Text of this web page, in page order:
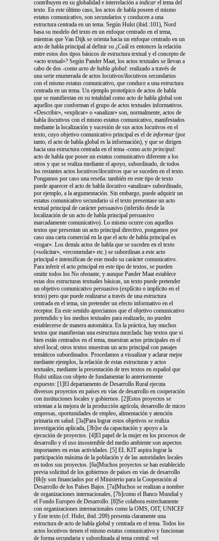
contribuyen en su globalidad e interrelación a indicar el tema del
texto. En este último caso, los actos de habla poseen el mismo
estatus comunicativo, son secundarios y conducen a una
estructura centrada en un tema. Según Hulst (ibid.:101), Nord
basa su modelo del texto en un enfoque centrado en el tema,
mientras que Van Dijk se orienta hacia un enfoque centrado en un
acto de habla principal al definir su ¿Cuál es entonces la relación
entre estos dos tipos básicos de estructura textual y el concepto de
«acto textual»? Según Pander Maat, los actos textuales se llevan a
cabo de dos -como acto de habla global: realizado a través de
una serie enumerada de actos locutivos/ilocutivos secundarios
con el mismo estatus comunicativo, que conduce a una estructura
centrada en un tema. Un ejemplo prototípico de actos de habla
que se manifiestan en su totalidad como acto de habla global son
aquellos que conforman el grupo de actos textuales informativos.
«Describir», «explicar» o «analizar» son, normalmente, actos de
habla ilocutivos con el mismo estatus comunicativo, manifestados
mediante la localización y sucesión de sus actos locutivos en el
texto, cuyo objetivo comunicativo principal es el de informar (por
tanto, el acto de habla global es la información), y que se dirigen
hacia una estructura centrada en el tema -como acto principal:
acto de habla que posee un estatus comunicativo diferente a los
otros y que se realiza mediante el apoyo, subordinado, de todos
los restantes actos locutivos/ilocutivos que se suceden en el texto.
Pongamos por caso una reseña: también en este tipo de texto
puede aparecer el acto de habla ilocutivo «analizar» subordinado,
por ejemplo, a la argumentación. Sin embargo, puede adquirir un
estatus comunicativo secundario si el texto presentase un acto
textual principal de carácter persuasivo (inferido desde la
localización de un acto de habla principal persuasivo
marcadamente comunicativo). Lo mismo ocurre con aquellos
textos que presentan un acto principal directivo, pongamos por
caso una carta comercial en la que el acto de habla principal es
«rogar». Los demás actos de habla que se suceden en el texto
(«solicitar», «recomendar» etc.) se subordinan a este acto
principal e intensifican de este modo su carácter comunicativo.
Para inferir el acto principal en este tipo de textos, se pueden
omitir todos los No obstante, y aunque Pander Maat establece
estas dos estructuras textuales básicas, un texto puede pretender
un objetivo comunicativo persuasivo (explícito o implícito en el
texto) pero que puede realizarse a través de una estructura
centrada en el tema, sin pretender un efecto informativo en el
receptor. En este sentido apreciamos que el objetivo comunicativo
pretendido y los medios textuales para realizarlo, no pueden
establecerse de manera automática. En la práctica, hay muchos
textos que manifiestan una estructura mezclada: hay textos que si
bien están centrados en el tema, muestran actos principales en el
nivel local; otros textos muestran un acto principal con pasajes
temáticos subordinados. Procedamos a visualizar y aclarar mejor
mediante ejemplos, la relación de estas estructuras y actos
textuales, mediante la presentación de tres textos en español que
Hulst utiliza con objeto de fundamentar lo anteriormente
expuesto: [1]El departamento de Desarrollo Rural ejecuta
diversos proyectos en países en vías de desarrollo en cooperación
con instituciones locales y gobiernos. [2]Estos proyectos se
orientan a la mejora de la producción agrícola, desarrollo de micro
empresas, oportunidades de empleo, alimentación y atención
primaria en salud. [3a]Para lograr estos objetivos se realiza
investigación aplicada, [3b]se da capacitación y apoyo a la
ejecución de proyectos. [4]El papel de la mujer en los procesos de
desarrollo y el uso insostenible del medio ambiente son aspectos
importantes en estas actividades. [5] EL KIT aspira lograr la
participación máxima de la población y de las autoridades locales
en todos sus proyectos. [6a]Muchos proyectos se han establecido
previa solicitud de los gobiernos de países en vías de desarrollo
[6b]y son financiados por el Ministerio para la Cooperación al
Desarrollo de los Países Bajos. [7a]Muchos se realizan a nombre
de organizaciones internacionales, [7b]como el Banco Mundial y
el Fondo Europeo de Desarrollo. [8]Se colabora estrechamente
con organizaciones internacionales como la OMS, OIT, UNICEF
y Este texto (cf. Hulst, ibid.:209) presenta claramente una
estructura de acto de habla global y centrada en el tema. Todos los
actos locutivos tienen el mismo estatus comunicativo y funcionan
de forma secundaria y subordinada al tema central: «el